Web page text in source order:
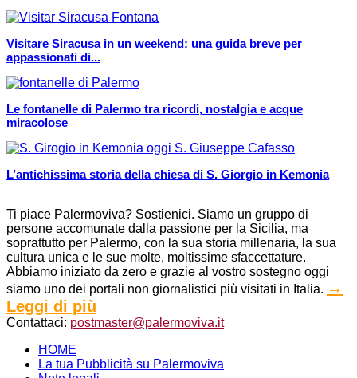
Visitare Siracusa in un weekend: una guida breve per
appassionati di...
Le fontanelle di Palermo tra ricordi, nostalgia e acque
miracolose
L’antichissima storia della chiesa di S. Giorgio in Kemonia
Ti piace Palermoviva? Sostienici. Siamo un gruppo di
persone accomunate dalla passione per la Sicilia, ma
soprattutto per Palermo, con la sua storia millenaria, la sua
cultura unica e le sue molte, moltissime sfaccettature.
Abbiamo iniziato da zero e grazie al vostro sostegno oggi
siamo uno dei portali non giornalistici più visitati in Italia. →
Leggi di più
Contattaci: postmaster@palermoviva.it
HOME
La tua Pubblicità su Palermoviva